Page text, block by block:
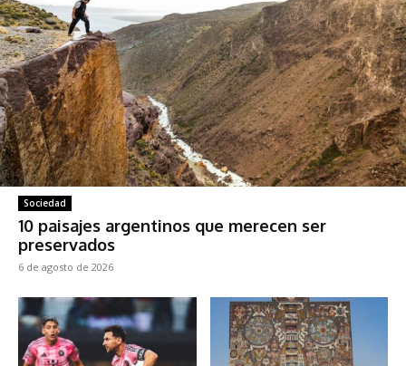
Sociedad
10 paisajes argentinos que merecen ser
preservados
6 de agosto de 2026